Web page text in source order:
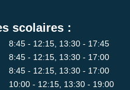
scolaires :
8:45 - 12:15, 13:30 - 17:45
8:45 - 12:15, 13:30 - 17:00
8:45 - 12:15, 13:30 - 17:00
10:00 - 12:15, 13:30 - 19:00